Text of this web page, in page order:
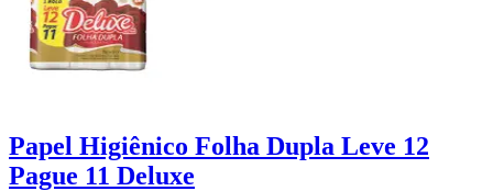
Papel Higiênico Folha Dupla Leve 12
Pague 11 Deluxe